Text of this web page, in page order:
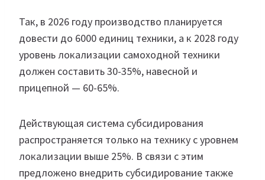
Так, в 2026 году производство планируется
довести до 6000 единиц техники, а к 2028 году
уровень локализации самоходной техники
должен составить 30-35%, навесной и
прицепной — 60-65%.
Действующая система субсидирования
распространяется только на технику с уровнем
локализации выше 25%. В связи с этим
предложено внедрить субсидирование также